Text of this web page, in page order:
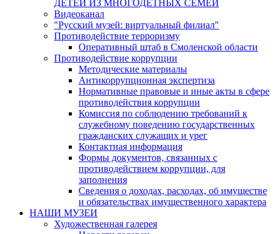
ДЕТЕЙ ИЗ МНОГОДЕТНЫХ СЕМЕЙ
Видеоканал
"Русский музей: виртуальный филиал"
Противодействие терроризму
Оперативный штаб в Смоленской области
Противодействие коррупции
Методические материалы
Антикоррупционная экспертиза
Нормативные правовые и иные акты в сфере
противодействия коррупции
Комиссия по соблюдению требований к
служебному поведению государственных
гражданских служащих и урег
Контактная информация
Формы документов, связанных с
противодействием коррупции, для
заполнения
Сведения о доходах, расходах, об имуществе
и обязательствах имущественного характера
НАШИ МУЗЕИ
Художественная галерея